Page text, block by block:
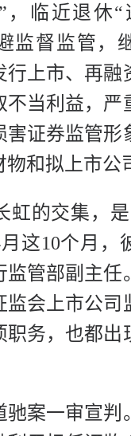
，临近退休“
监督监管，
行上市、再融
不当利益，严
害证券监管形
和拟上市公
虹的交集，是
这10个月，
监管部副主任
监会上市公司
职务，也都出
驰案一审宣判